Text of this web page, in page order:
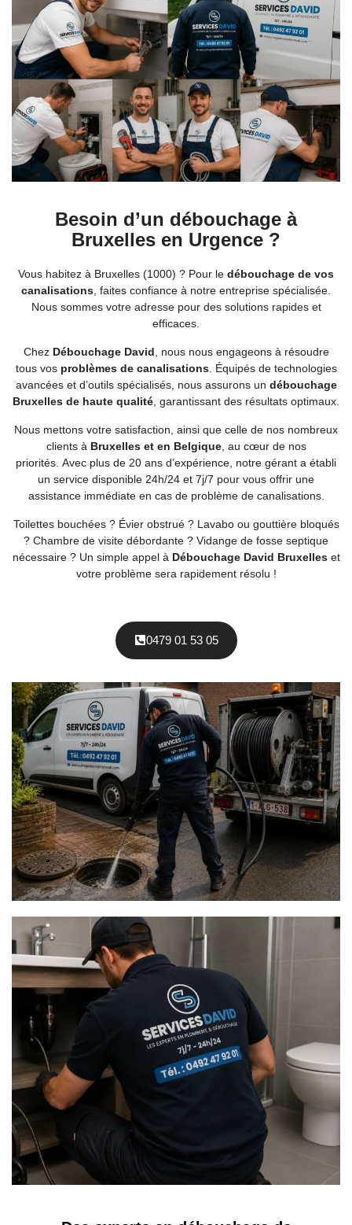
Besoin d’un débouchage à
Bruxelles en Urgence ?
Vous habitez à Bruxelles (1000) ? Pour le débouchage de vos
canalisations , faites confiance à notre entreprise spécialisée.
Nous sommes votre adresse pour des solutions rapides et
efficaces.
Chez Débouchage David , nous nous engageons à résoudre
tous vos problèmes de canalisations. Équipés de technologies
avancées et d’outils spécialisés, nous assurons un débouchage
Bruxelles de haute qualité , garantissant des résultats optimaux.
Nous mettons votre satisfaction, ainsi que celle de nos nombreux
clients à Bruxelles et en Belgique, au cœur de nos
priorités. Avec plus de 20 ans d’expérience, notre gérant a établi
un service disponible 24h/24 et 7j/7 pour vous offrir une
assistance immédiate en cas de problème de canalisations.
Toilettes bouchées ? Évier obstrué ? Lavabo ou gouttière bloqués
? Chambre de visite débordante ? Vidange de fosse septique
nécessaire ? Un simple appel à Débouchage David Bruxelleset
votre problème sera rapidement résolu !
0479 01 53 05